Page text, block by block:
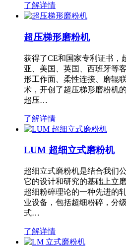
了解详情
超压梯形磨粉机
获得了CE和国家专利证书，
亚、美国、英国、西班牙等
形工作面、柔性连接、磨辊
术，开创了超压梯形磨粉机
超压…
了解详情
LUM 超细立式磨粉机
超细立式磨粉机是结合我们
它的设计和研究的基础上立
超细粉碎理论的一种先进的
业设备，包括超细粉碎，分
式…
了解详情